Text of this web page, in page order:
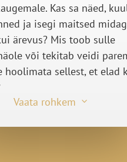
Kas sa näed,
ja isegi maitsed
ärevus? Mis toob sulle
või tekitab veidi
hoolimata sellest, et elad
su vaateviis piisavalt, et
Vaata rohkem 3